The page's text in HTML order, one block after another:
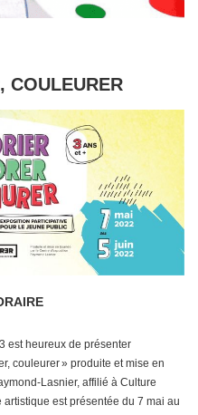
COULEURER
est heureux de présenter
couleurer » produite et mise en
Lasnier, affilié à Culture
est présentée du 7 mai au